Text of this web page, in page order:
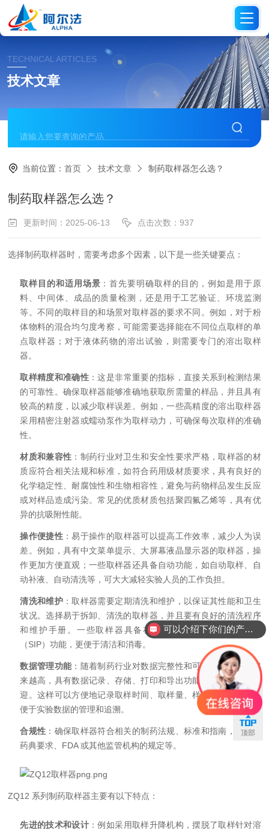
TECHNICAL ARTICLES
技术文章
当前位置：首页 技术文章 制药取样器怎么选？
制药取样器怎么选？
更新时间：2025-06-13 点击次数：937
选择制药取样器时，需要考虑多个因素，以下是一些关键要点：
取样目的和适用场景 ：首先要明确取样的目的，例如是用于原
料、中间体、成品的质量检测，还是用于工艺验证、环境监测
等。不同的取样目的和场景对取样器的要求不同。例如，对于粉
体物料的混合均匀度考察，可能需要选择能在不同位点取样的单
点取样器；对于液体药物的溶出试验，则需要专门的溶出取样
器。
取样精度和准确性 ：这是非常重要的指标，直接关系到检测结果
的可靠性。确保取样器能够准确地获取所需量的样品，并且具有
较高的精度，以减少取样误差。例如，一些高精度的溶出取样器
采用精密注射器或蠕动泵作为取样动力，可确保每次取样的准确
性。
材质和兼容性 ：制药行业对卫生和安全性要求严格，取样器的材
质应符合相关法规和标准，如符合药用级材质要求，具有良好的
化学稳定性、耐腐蚀性和生物相容性，避免与药物样品发生反应
或对样品造成污染。常见的优质材质包括聚四氟乙烯等，具有优
异的抗吸附性能。
操作便捷性 ：易于操作的取样器可以提高工作效率，减少人为误
差。例如，具有中文菜单提示、大屏幕液晶显示器的取样器，操
作更加方便直观；一些取样器还具备自动功能，如自动取样、自
动补液、自动清洗等，可大大减轻实验人员的工作负担。
清洗和维护 ：取样器需要定期清洗和维护，以保证其性能和卫生
状况。选择易于拆卸、清洗的取样器，并且要有良好的清洗程序
和维护手册。一些取样器具备在位清洗（CIP）或在线清洗
（SIP）功能，更便于清洁和消毒。
数据管理功能：随着制药行业对数据完整性和可追溯性的要求越
来越高，具有数据记录、存储、打印和导出功能的取样器更受欢
迎。这样可以方便地记录取样时间、取样量、样品信息等数据，
便于实验数据的管理和追溯。
合规性 ：确保取样器符合相关的制药法规、标准和指南，如符合
药典要求、FDA 或其他监管机构的规定等。
ZQ12 系列制药取样器主要有以下特点：
先进的技术和设计 ：例如采用取样升降机构，摆脱了取样针对溶
联系
顶部
可以介绍下你们的产品么？